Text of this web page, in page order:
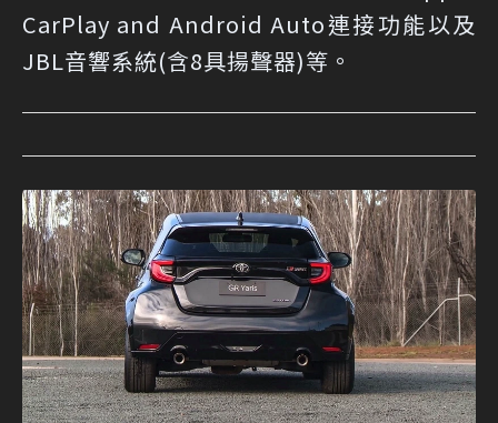
CarPlay and Android Auto連接功能以及
JBL音響系統(含8具揚聲器)等。